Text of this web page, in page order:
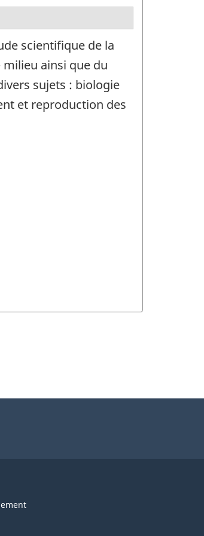
scientifique de la
ainsi que du
sujets : biologie
et reproduction des